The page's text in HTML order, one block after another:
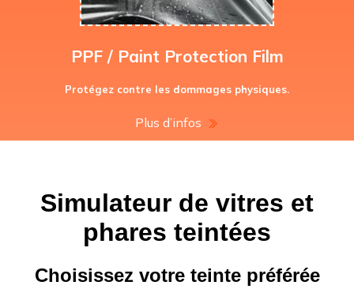
PPF / Paint Protection Film
Protégez contre les dommages physiques.
Plus d’infos